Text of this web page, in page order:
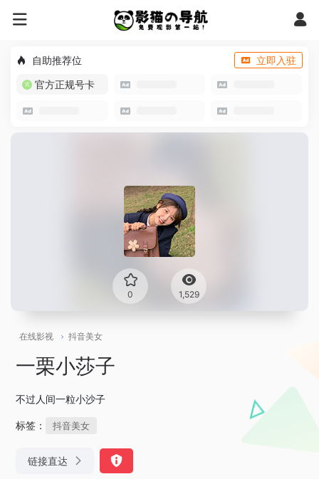
自助推荐位
立即入驻
官方正规号卡
0 1,529
在线影视 抖音美女
一栗小莎子
不过人间一粒小沙子
标签： 抖音美女
链接直达